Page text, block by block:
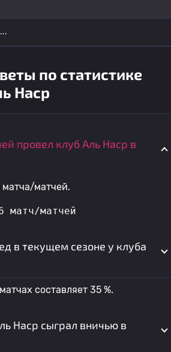
по статистике
Наср
провел клуб Аль Наср в
матчей.
матч/матчей
в текущем сезоне у клуба
составляет 35 %.
Наср сыграл вничью в